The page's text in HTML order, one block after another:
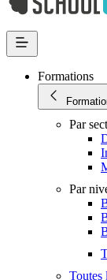
Formations
Par
Par
Toutes